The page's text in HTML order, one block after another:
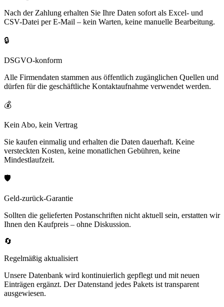
Nach der Zahlung erhalten Sie Ihre Daten sofort als Excel- und
CSV-Datei per E-Mail – kein Warten, keine manuelle Bearbeitung.
🔒
DSGVO-konform
Alle Firmendaten stammen aus öffentlich zugänglichen Quellen und
dürfen für die geschäftliche Kontaktaufnahme verwendet werden.
💰
Kein Abo, kein Vertrag
Sie kaufen einmalig und erhalten die Daten dauerhaft. Keine
versteckten Kosten, keine monatlichen Gebühren, keine
Mindestlaufzeit.
🛡️
Geld-zurück-Garantie
Sollten die gelieferten Postanschriften nicht aktuell sein, erstatten wir
Ihnen den Kaufpreis – ohne Diskussion.
🔄
Regelmäßig aktualisiert
Unsere Datenbank wird kontinuierlich gepflegt und mit neuen
Einträgen ergänzt. Der Datenstand jedes Pakets ist transparent
ausgewiesen.